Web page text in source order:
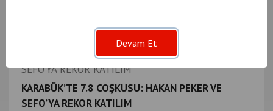
KARABÜK’TE 7.8 COŞKUSU: HAKAN PEKER VE
SEFO’YA REKOR KATILIM
Devam Et